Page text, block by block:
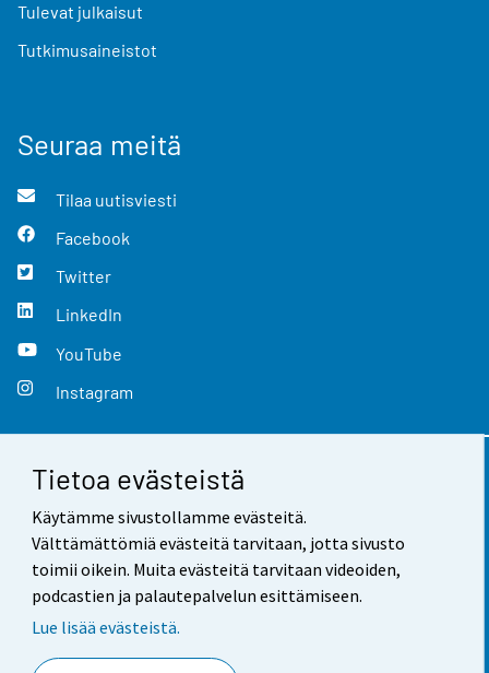
Tietoa evästeistä
Käytämme sivustollamme evästeitä.
Välttämättömiä evästeitä tarvitaan, jotta sivusto
toimii oikein. Muita evästeitä tarvitaan videoiden,
podcastien ja palautepalvelun esittämiseen.
Lue lisää evästeistä.
Tulevat julkaisut
Tutkimusaineistot
Seuraa meitä
Tilaa uutisviesti
Facebook
Twitter
LinkedIn
YouTube
Instagram
Yhteystiedot
Palaute
Käyttöehdot
Saavutettavuus